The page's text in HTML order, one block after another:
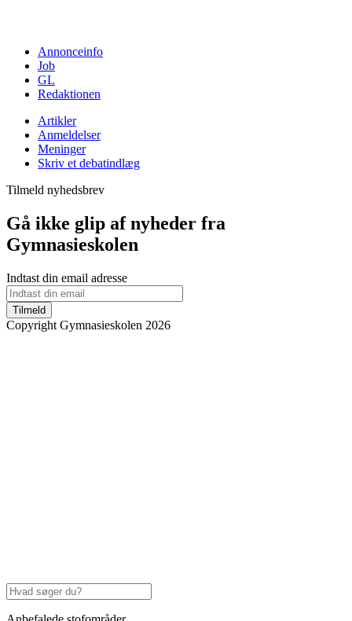
Annonceinfo
Job
GL
Redaktionen
Artikler
Anmeldelser
Meninger
Skriv et debatindlæg
Tilmeld nyhedsbrev
Gå ikke glip af nyheder fra
Gymnasieskolen
Indtast din email adresse
Tilmeld
Copyright Gymnasieskolen 2026